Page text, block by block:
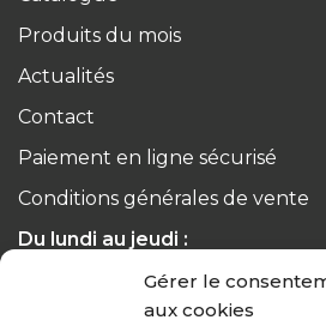
Gérer le
aux cookies
Produits du mois
Actualités
Contact
Paiement en ligne sécurisé
Conditions générales de vente
Du lundi au jeudi :